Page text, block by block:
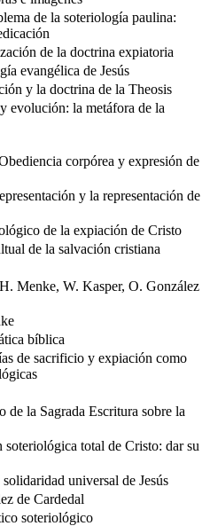
de la soteriología paulina:
de la doctrina expiatoria
evangélica de Jesús
y la doctrina de la Theosis
evolución: la metáfora de la
corpórea y expresión de
y la representación de
de la expiación de Cristo
de la salvación cristiana
Menke, W. Kasper, O. González
bíblica
de sacrificio y expiación como
de la Sagrada Escritura sobre la
total de Cristo: dar su
universal de Jesús
de Cardedal
soteriológico